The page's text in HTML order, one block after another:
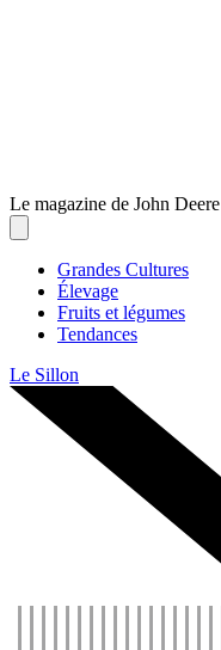
Le magazine de John Deere
Grandes Cultures
Élevage
Fruits et légumes
Tendances
Le Sillon